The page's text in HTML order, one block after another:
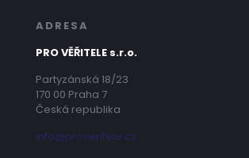
ADRESA
PRO VĚŘITELE s.r.o.
Partyzánská 18/23
170 00 Praha 7
Česká republika
info@proveritele.cz